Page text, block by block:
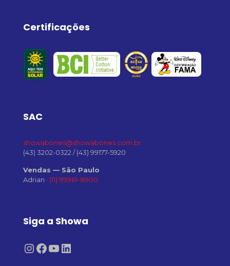
Certificações
SAC
showabones@showabones.com.br
(43) 3202-0322 /(43) 99177-5920
Vendas — São Paulo
Adrian · (11) 99961-8900
Siga a Showa
Instagram
Facebook
Youtube
LinkedIn